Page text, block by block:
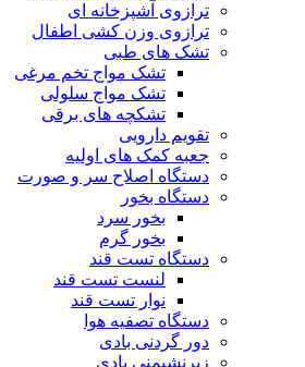
ترازوی آشپزخانه ای
ترازوی وزن کشی اطفال
تشک های طبی
تشک مواج تخم مرغی
تشک مواج سلولی
تشکچه های برقی
تقویم دارویی
جعبه کمک های اولیه
دستگاه اصلاح سر و صورت
دستگاه بخور
بخور سرد
بخور گرم
دستگاه تست قند
لنست تست قند
نوار تست قند
دستگاه تصفیه هوا
دور گردنی بادی
زیرنشیمنی بادی